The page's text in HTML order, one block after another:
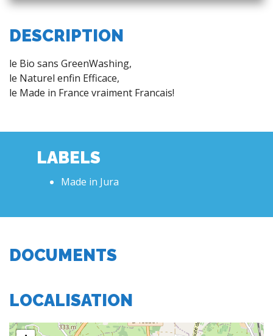
DESCRIPTION
le Bio sans GreenWashing,
le Naturel enfin Efficace,
le Made in France vraiment Francais!
LABELS
Made in Jura
DOCUMENTS
LOCALISATION